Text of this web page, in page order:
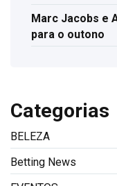
Marc Jacobs e
para o outono
Categorias
BELEZA
Betting News